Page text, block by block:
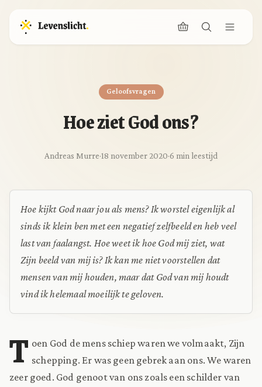
Geloofsvragen
Hoe ziet God ons?
Andreas Murre·18 november 2020·6 min leestijd
Hoe kijkt God naar jou als mens? Ik worstel eigenlijk al
sinds ik klein ben met een negatief zelfbeeld en heb veel
last van faalangst. Hoe weet ik hoe God mij ziet, wat
Zijn beeld van mij is? Ik kan me niet voorstellen dat
mensen van mij houden, maar dat God van mij houdt
vind ik helemaal moeilijk te geloven.
T oen God de mens schiep waren we volmaakt, Zijn
schepping. Er was geen gebrek aan ons. We waren
zeer goed. God genoot van ons zoals een schilder van